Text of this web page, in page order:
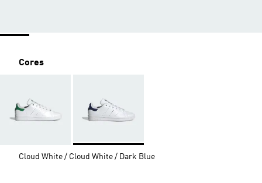
Cores
Cloud White / Cloud White / Dark Blue